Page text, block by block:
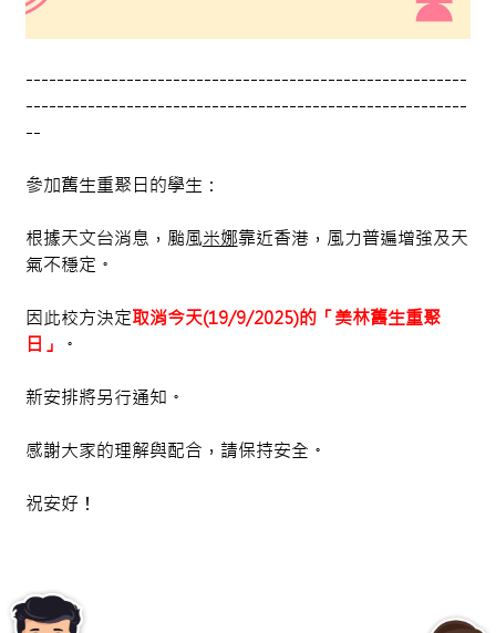
---------------------------------------------------------
---------------------------------------------------------
--
參加舊生重聚日的學生：
根據天文台消息，颱風米娜靠近香港，風力普遍增強及天
氣不穩定。
因此校方決定取消今天(19/9/2025)的「美林舊生重聚
日」
。
新安排將另行通知。
感謝大家的理解與配合，請保持安全。
祝安好！